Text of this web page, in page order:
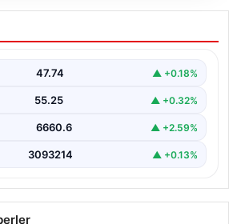
adresi İle Çevrim içi
Adresi Ve Chat
kaliteli bir biçimde irtibat
47.74 ▲ +0.18%
55.25 ▲ +0.32%
6660.6 ▲ +2.59%
3093214 ▲ +0.13%